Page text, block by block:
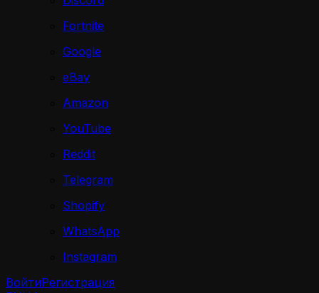
Fortnite
Google
eBay
Amazon
YouTube
Reddit
Telegram
Shopify
WhatsApp
Instagram
ВойтиРегистрация